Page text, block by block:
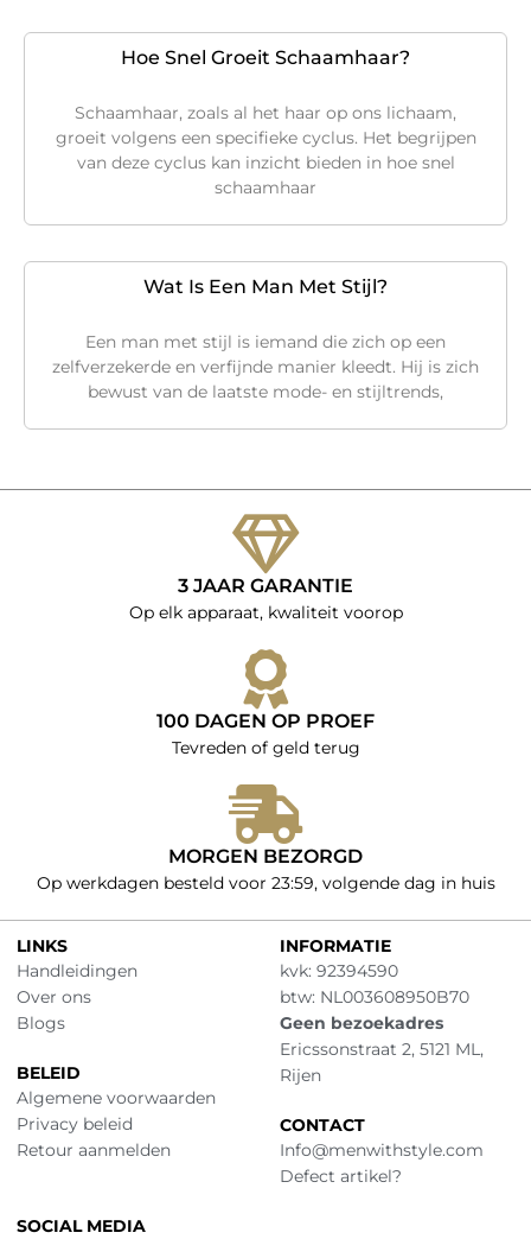
Hoe Snel Groeit Schaamhaar?
Schaamhaar, zoals al het haar op ons lichaam,
groeit volgens een specifieke cyclus. Het begrijpen
van deze cyclus kan inzicht bieden in hoe snel
schaamhaar
Wat Is Een Man Met Stijl?
Een man met stijl is iemand die zich op een
zelfverzekerde en verfijnde manier kleedt. Hij is zich
bewust van de laatste mode- en stijltrends,
3 JAAR GARANTIE
Op elk apparaat, kwaliteit voorop
100 DAGEN OP PROEF
Tevreden of geld terug
MORGEN BEZORGD
Op werkdagen besteld voor 23:59, volgende dag in huis
LINKS
Handleidingen
Over ons
Blogs
BELEID
Algemene voorwaarden
Privacy beleid
Retour aanmelden
INFORMATIE
kvk: 92394590
btw: NL003608950B70
Geen bezoekadres
Ericssonstraat 2, 5121 ML,
Rijen
CONTACT
Info@menwithstyle.com
Defect artikel?
SOCIAL MEDIA